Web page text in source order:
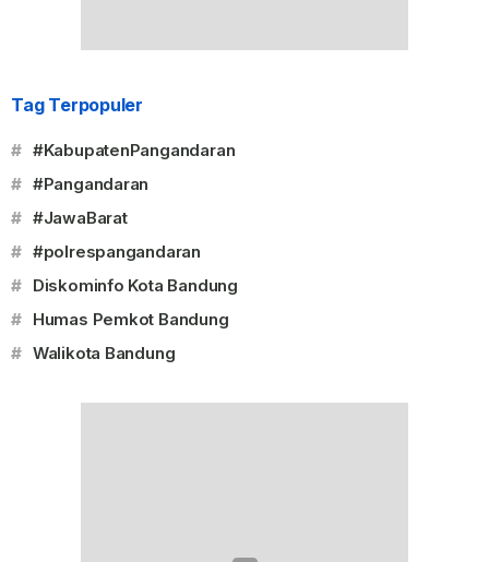
Tag Terpopuler
# #KabupatenPangandaran
# #Pangandaran
# #JawaBarat
# #polrespangandaran
# Diskominfo Kota Bandung
# Humas Pemkot Bandung
# Walikota Bandung